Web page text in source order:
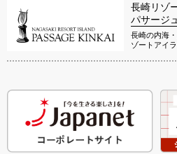
長崎リゾ
パサージ
長崎の内海
ゾートアイ